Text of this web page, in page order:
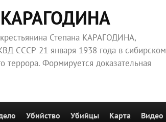
КАРАГОДИНА
крестьянина Степана КАРАГОДИНА,
СССР 21 января 1938 года в сибирском
террора. Формируется доказательная
Убийство Убийцы Карта Видео